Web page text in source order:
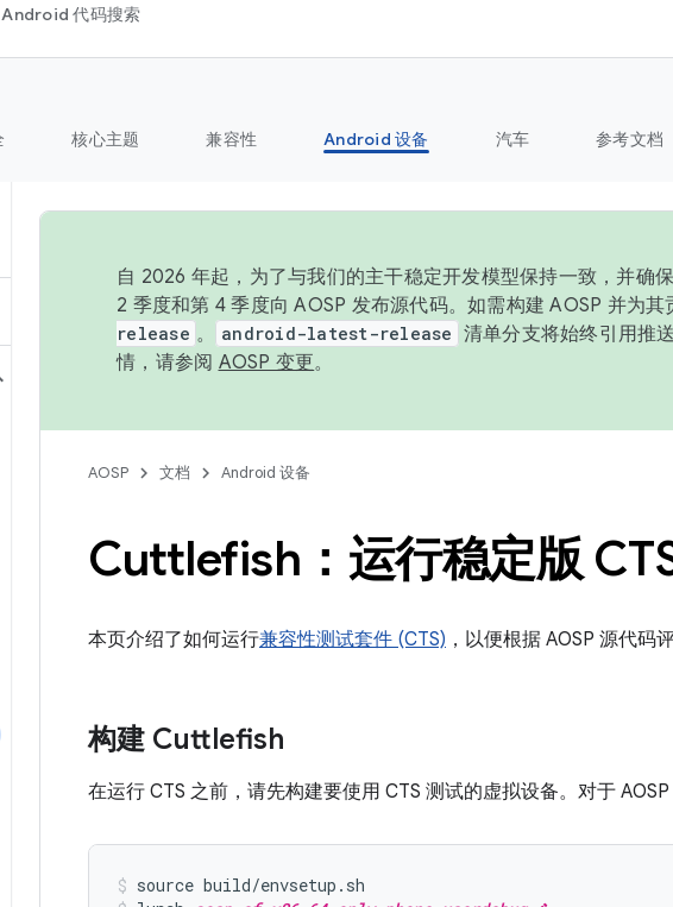
Android 代码搜索
核心主题 兼容性 Android 设备 汽车 参考文档
自 2026 年起，为了与我们的主干稳定开发模型保持一致，并确
2 季度和第 4 季度向 AOSP 发布源代码。如需构建 AOSP 并为其
release 。 android-latest-release 清单分支将始终引用推
情，请参阅 AOSP 变更。
AOSP 文档 Android 设备
Cuttlefish：运行稳定版
本页介绍了如何运行兼容性测试套件 (CTS) ，以便根据 AOSP 源代码
构建 Cuttlefish
在运行 CTS 之前，请先构建要使用 CTS 测试的虚拟设备。对于
source build/envsetup.sh